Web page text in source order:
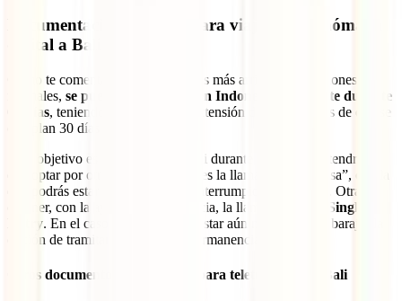
Documentación / Visado para viajar como nómada
digital a Bali
Como te comentábamos unas líneas más arriba, en situaciones
normales, se puede permanecer en Indonesia fácilmente durante
60 días, teniendo que hacer una extensión de visado antes de que se
cumplan 30 días de permanencia.
Si tu objetivo es teletrabajar en Bali durante más tiempo, tendrías
que optar por otras fórmulas. Una es la llamada “social visa”, con la
que podrás estar hasta 6 meses ininterrumpidos en el país. Otra es
obtener, con la ayuda de una agencia, la llamada
B211A Single
Entry. En el caso de que quieras estar aún más, deberías barajar la
opción de tramitar un visado de permanencia o KITAS.
Otros documentos importantes para teletrabajar en Bali